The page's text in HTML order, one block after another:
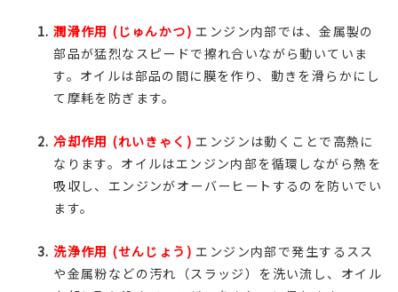
潤滑作用 (じゅんかつ) エンジン内部では、金属製の
部品が猛烈なスピードで擦れ合いながら動いていま
す。オイルは部品の間に膜を作り、動きを滑らかにし
て摩耗を防ぎます。
冷却作用 (れいきゃく) エンジンは動くことで高熱に
なります。オイルはエンジン内部を循環しながら熱を
吸収し、エンジンがオーバーヒートするのを防いでい
ます。
洗浄作用 (せんじょう) エンジン内部で発生するスス
や金属粉などの汚れ（スラッジ）を洗い流し、オイル